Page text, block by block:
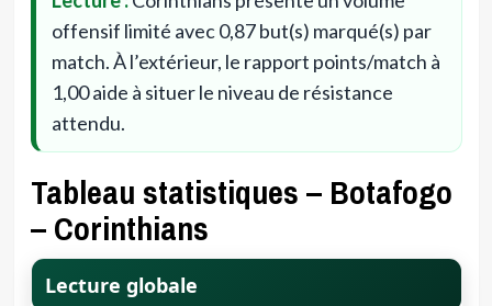
offensif limité avec 0,87 but(s) marqué(s) par
match. À l’extérieur, le rapport points/match à
1,00 aide à situer le niveau de résistance
attendu.
Tableau statistiques – Botafogo
– Corinthians
Lecture globale